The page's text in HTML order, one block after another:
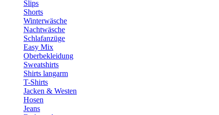
Slips
Shorts
Winterwäsche
Nachtwäsche
Schlafanzüge
Easy Mix
Oberbekleidung
Sweatshirts
Shirts langarm
T-Shirts
Jacken & Westen
Hosen
Jeans